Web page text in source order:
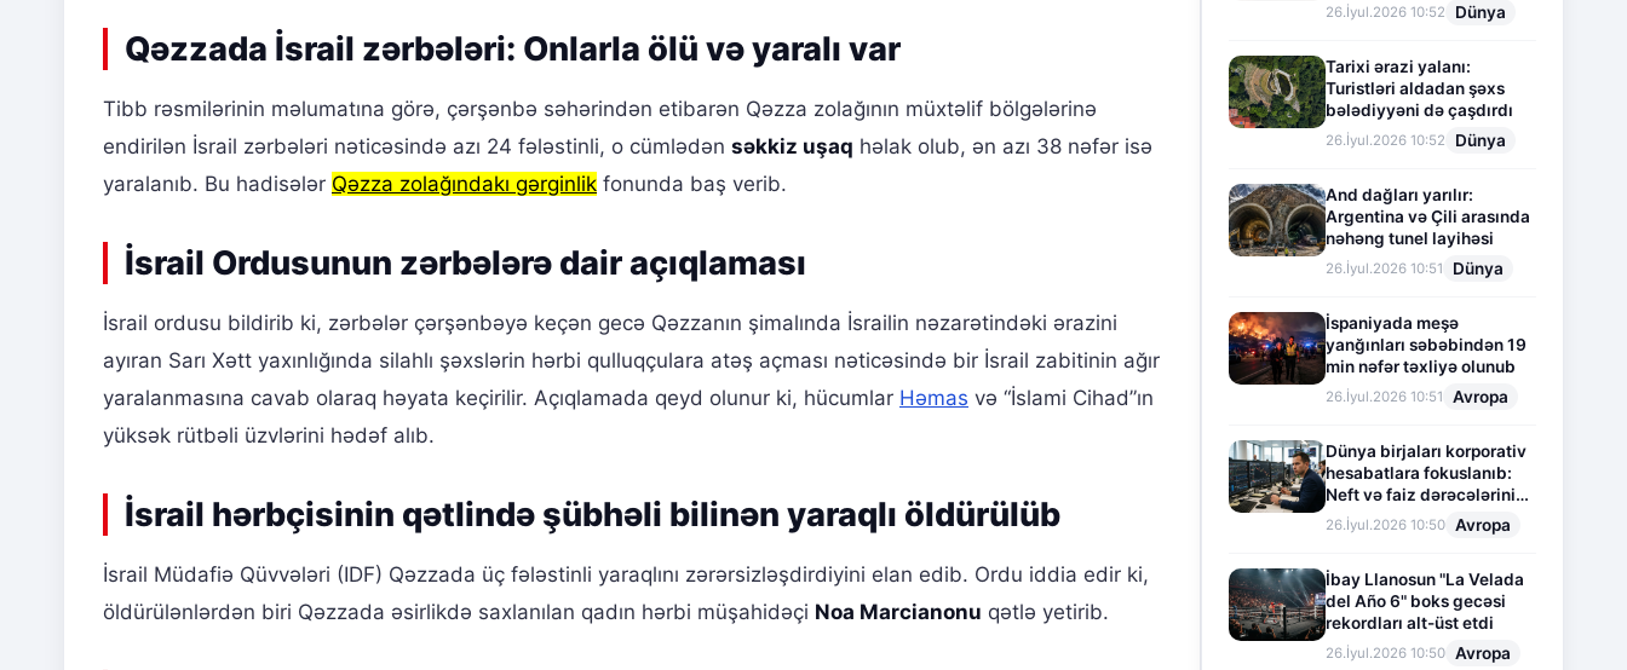
Qəzzada İsrail zərbələri: Onlarla ölü və yaralı var
Tibb rəsmilərinin məlumatına görə, çərşənbə səhərindən etibarən Qəzza zolağının müxtəlif bölgələrinə
endirilən İsrail zərbələri nəticəsində azı 24 fələstinli, o cümlədən səkkiz uşaq həlak olub, ən azı 38 nəfər isə
yaralanıb. Bu hadisələr Qəzza zolağındakı gərginlik fonunda baş verib.
İsrail Ordusunun zərbələrə dair açıqlaması
İsrail ordusu bildirib ki, zərbələr çərşənbəyə keçən gecə Qəzzanın şimalında İsrailin nəzarətindəki ərazini
ayıran Sarı Xətt yaxınlığında silahlı şəxslərin hərbi qulluqçulara atəş açması nəticəsində bir İsrail zabitinin ağır
yaralanmasına cavab olaraq həyata keçirilir. Açıqlamada qeyd olunur ki, hücumlar Həmas və “İslami Cihad”ın
yüksək rütbəli üzvlərini hədəf alıb.
İsrail hərbçisinin qətlində şübhəli bilinən yaraqlı öldürülüb
İsrail Müdafiə Qüvvələri (IDF) Qəzzada üç fələstinli yaraqlını zərərsizləşdirdiyini elan edib. Ordu iddia edir ki,
öldürülənlərdən biri Qəzzada əsirlikdə saxlanılan qadın hərbi müşahidəçi Noa Marcianonu qətlə yetirib.
26.İyul.2026 10:52 Dünya
Tarixi ərazi yalanı:
Turistləri aldadan şəxs
bələdiyyəni də çaşdırdı
26.İyul.2026 10:52 Dünya
And dağları yarılır:
Argentina və Çili arasında
nəhəng tunel layihəsi
26.İyul.2026 10:51 Dünya
İspaniyada meşə
yanğınları səbəbindən 19
min nəfər təxliyə olunub
26.İyul.2026 10:51 Avropa
Dünya birjaları korporativ
hesabatlara fokuslanıb:
Neft və faiz dərəcələrinin
təsiri altında cari vəziyyət
26.İyul.2026 10:50 Avropa
İbay Llanosun "La Velada
del Año 6" boks gecəsi
rekordları alt-üst etdi
26.İyul.2026 10:50 Avropa